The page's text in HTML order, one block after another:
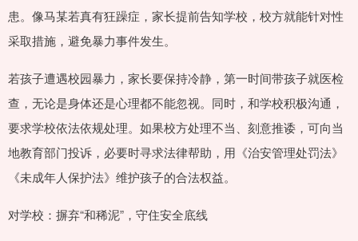
患。像马某若真有狂躁症，家长提前告知学校，校方就能针对性
采取措施，避免暴力事件发生。
若孩子遭遇校园暴力，家长要保持冷静，第一时间带孩子就医检
查，无论是身体还是心理都不能忽视。同时，和学校积极沟通，
要求学校依法依规处理。如果校方处理不当、刻意推诿，可向当
地教育部门投诉，必要时寻求法律帮助，用《治安管理处罚法》
《未成年人保护法》维护孩子的合法权益。
对学校：摒弃“和稀泥”，守住安全底线